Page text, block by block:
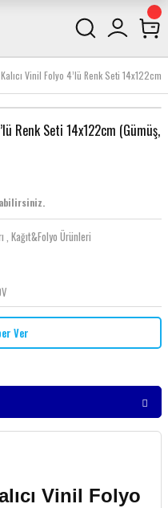
Vinil Folyo 4’lü Renk Seti 14x122cm
Renk Seti 14x122cm (Gümüş,
, Kağıt&Folyo Ürünleri
Ver
Vinil Folyo